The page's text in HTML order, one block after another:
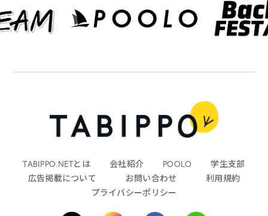
TABIPPO.NETとは 会社紹介 POOLO
学生支部
広告掲載について
お問い合わせ
利用規約
プライバシーポリシー